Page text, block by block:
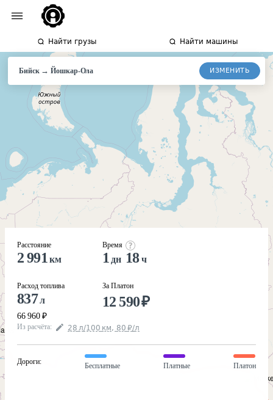
Найти грузы Найти машины
Бийск→Йошкар-Ола ИЗМЕНИТЬ
Расстояние
2 991 км
Расход топлива
837л
66 960 ₽
Время
1 дн 18ч
За Платон
12 590₽
Из расчёта: 28 л/100 км, 80 ₽/л
Дороги:
Бесплатные Платные Платон